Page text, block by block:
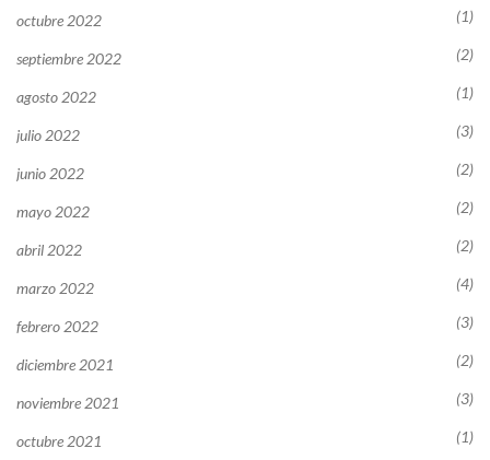
octubre 2022 (1)
septiembre 2022 (2)
agosto 2022 (1)
julio 2022 (3)
junio 2022 (2)
mayo 2022 (2)
abril 2022 (2)
marzo 2022 (4)
febrero 2022 (3)
diciembre 2021 (2)
noviembre 2021 (3)
octubre 2021 (1)